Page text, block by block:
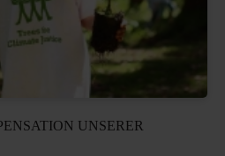
UNSERER